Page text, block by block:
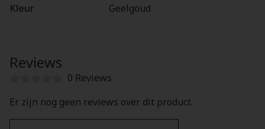
Kleur Geelgoud
Reviews
0 Reviews
Er zijn nog geen reviews over dit product.